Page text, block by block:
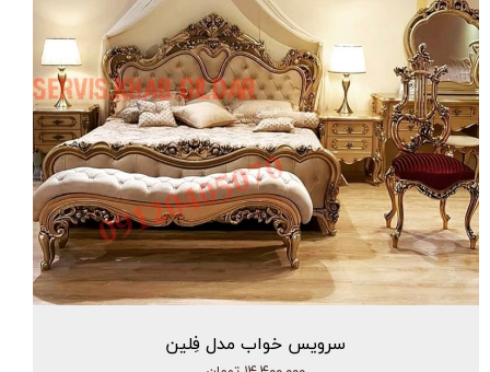
سرویس خواب مدل فِلین